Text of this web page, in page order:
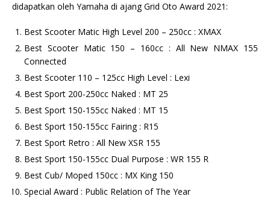
didapatkan oleh Yamaha di ajang Grid Oto Award 2021:
Best Scooter Matic High Level 200 – 250cc : XMAX
Best Scooter Matic 150 – 160cc : All New NMAX 155
Connected
Best Scooter 110 – 125cc High Level : Lexi
Best Sport 200-250cc Naked : MT 25
Best Sport 150-155cc Naked : MT 15
Best Sport 150-155cc Fairing : R15
Best Sport Retro : All New XSR 155
Best Sport 150-155cc Dual Purpose : WR 155 R
Best Cub/ Moped 150cc : MX King 150
Special Award : Public Relation of The Year